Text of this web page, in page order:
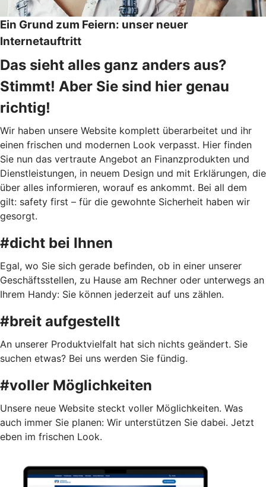
Ein Grund zum Feiern: unser neuer
Internetauftritt
Das sieht alles ganz anders aus?
Stimmt! Aber Sie sind hier genau
richtig!
Wir haben unsere Website komplett überarbeitet und ihr
einen frischen und modernen Look verpasst. Hier finden
Sie nun das vertraute Angebot an Finanzprodukten und
Dienstleistungen, in neuem Design und mit Erklärungen, die
über alles informieren, worauf es ankommt. Bei all dem
gilt: safety first – für die gewohnte Sicherheit haben wir
gesorgt.
#dicht bei Ihnen
Egal, wo Sie sich gerade befinden, ob in einer unserer
Geschäftsstellen, zu Hause am Rechner oder unterwegs an
Ihrem Handy: Sie können jederzeit auf uns zählen.
#breit aufgestellt
An unserer Produktvielfalt hat sich nichts geändert. Sie
suchen etwas? Bei uns werden Sie fündig.
#voller Möglichkeiten
Unsere neue Website steckt voller Möglichkeiten. Was
auch immer Sie planen: Wir unterstützen Sie dabei. Jetzt
eben im frischen Look.